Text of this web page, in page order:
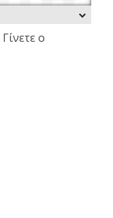
Γίνετε ο